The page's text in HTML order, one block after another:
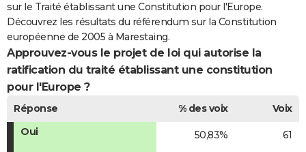
FORUM
Bricolage
Lifestyle
Culture
Sport
Auto
Television
Voyage
Cinema
sur le Traité établissant une Constitution pour l'Europe.
Découvrez les résultats du référendum sur la Constitution
européenne de 2005 à Marestaing.
Approuvez-vous le projet de loi qui autorise la
ratification du traité établissant une constitution
pour l'Europe ?
Réponse % des voix
Voix
Oui
50,83% 61